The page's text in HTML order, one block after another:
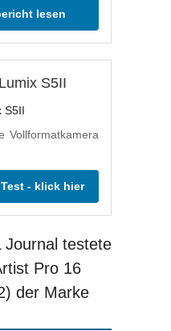
lesen
S5II
Vollformatkamera
- klick hier
Journal testete
Pro 16
der Marke